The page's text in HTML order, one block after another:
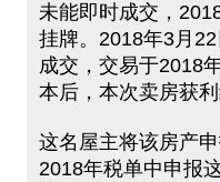
未能即时成交，
挂牌。2018年3月
成交，交易于2018
本后，本次卖房获利
这名屋主将该房产
2018年税单中申报